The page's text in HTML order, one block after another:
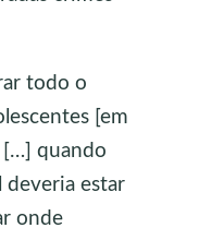
todo o
[em
[…] quando
deveria estar
onde